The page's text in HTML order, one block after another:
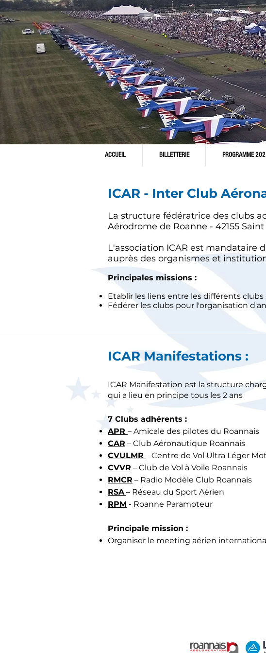
ICAR - Inter Club
La structure fédératrice des clubs
Aérodrome de Roanne - 42155
L'association ICAR est mandataire
auprès des organismes et
Principales missions :
Etablir les liens entre les différents
Fédérer les clubs pour l'organisation
ICAR Manifestations :
ICAR Manifestation est la structure
qui a lieu en principe tous les 2 ans
7 Clubs adhérents :
APR – Amicale des pilotes du Roannais
CAR – Club Aéronautique Roannais
CVULMR – Centre de Vol Ultra Léger
CVVR – Club de Vol à Voile Roannais
RMCR – Radio Modèle Club Roannais
RSA – Réseau du Sport Aérien
RPM - Roanne Paramoteur
Principale mission :
Organiser le meeting aérien
ACCUEIL BILLETTERIE PROGRAMME